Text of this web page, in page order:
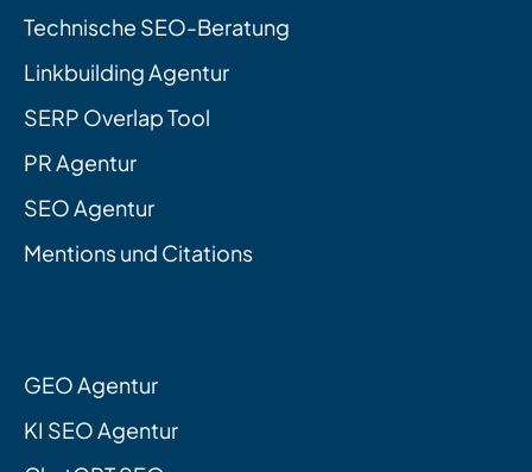
Technische SEO-Beratung
Linkbuilding Agentur
SERP Overlap Tool
PR Agentur
SEO Agentur
Mentions und Citations
GEO Agentur
KI SEO Agentur